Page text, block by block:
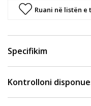
Ruani në listën
Specifikim
Kontrolloni